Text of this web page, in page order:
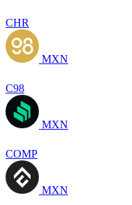
CHR
MXN
C98
MXN
COMP
MXN